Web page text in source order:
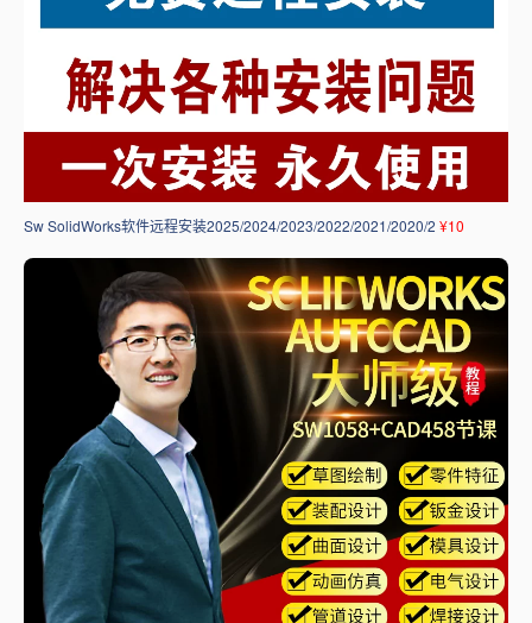
Sw SolidWorks软件远程安装2025/2024/2023/2022/2021/2020/2 ¥10